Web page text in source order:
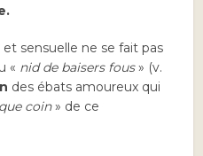
sensuelle ne se fait pas
« nid de baisers fous» (v.
des ébats amoureux qui
coin» de ce